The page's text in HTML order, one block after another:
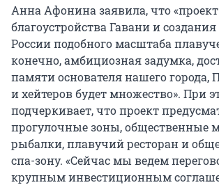
Анна Афонина заявила, что «проект
благоустройства Гавани и
России подобного масштаба
конечно, амбициозная задумка,
памяти основателя нашего города,
и хейтеров будет множество». При
подчеркивает, что проект
прогулочные зоны, общественные
рыбалки, плавучий ресторан и
спа-зону. «Сейчас мы ведем
крупным инвестиционным